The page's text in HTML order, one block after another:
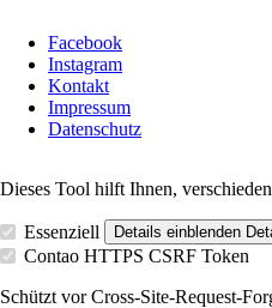
überspringen
Facebook
Instagram
Kontakt
Impressum
Datenschutz
Dieses Tool hilft Ihnen,
Essenziell Details einblenden
Contao HTTPS CSRF Token
Schützt vor Cross-Site-Request-